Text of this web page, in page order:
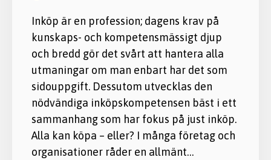
Inköp är en profession; dagens krav på
kunskaps- och kompetensmässigt djup
och bredd gör det svårt att hantera alla
utmaningar om man enbart har det som
sidouppgift. Dessutom utvecklas den
nödvändiga inköpskompetensen bäst i ett
sammanhang som har fokus på just inköp.
Alla kan köpa – eller? I många företag och
organisationer råder en allmänt…